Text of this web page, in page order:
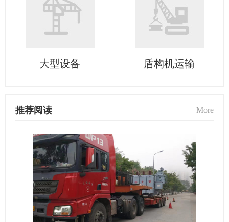
大型设备 盾构机运输
推荐阅读 More